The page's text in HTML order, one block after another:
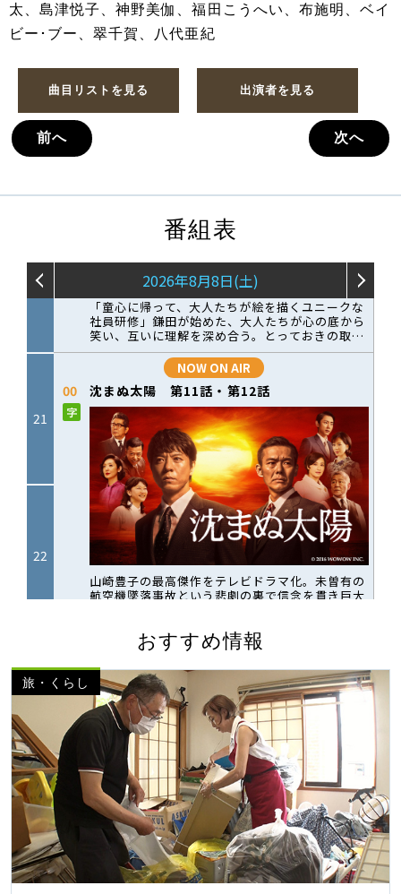
太、島津悦子、神野美伽、福田こうへい、布施明、ベイ
ビー･ブー、翠千賀、八代亜紀
曲目リストを見る 出演者を見る
前へ 次へ
番組表
おすすめ情報
旅・くらし